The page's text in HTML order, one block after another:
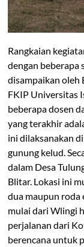
Rangkaian
dengan beberapa
disampaikan oleh
FKIP Universitas
beberapa dosen
yang terakhir
ini dilaksanakan
gunung kelud.
dalam Desa
Blitar. Lokasi ini
dua maupun roda
mulai dari Wlingi
perjalanan dari
berencana untuk